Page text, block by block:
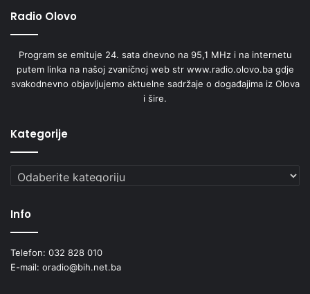
Radio Olovo
Program se emituje 24. sata dnevno na 95,1 MHz i na internetu
putem linka na našoj zvaničnoj web str www.radio.olovo.ba gdje
svakodnevno objavljujemo aktuelne sadržaje o događajima iz Olova
i šire.
Kategorije
Kategorije
Info
Telefon: 032 828 010
E-mail: oradio@bih.net.ba